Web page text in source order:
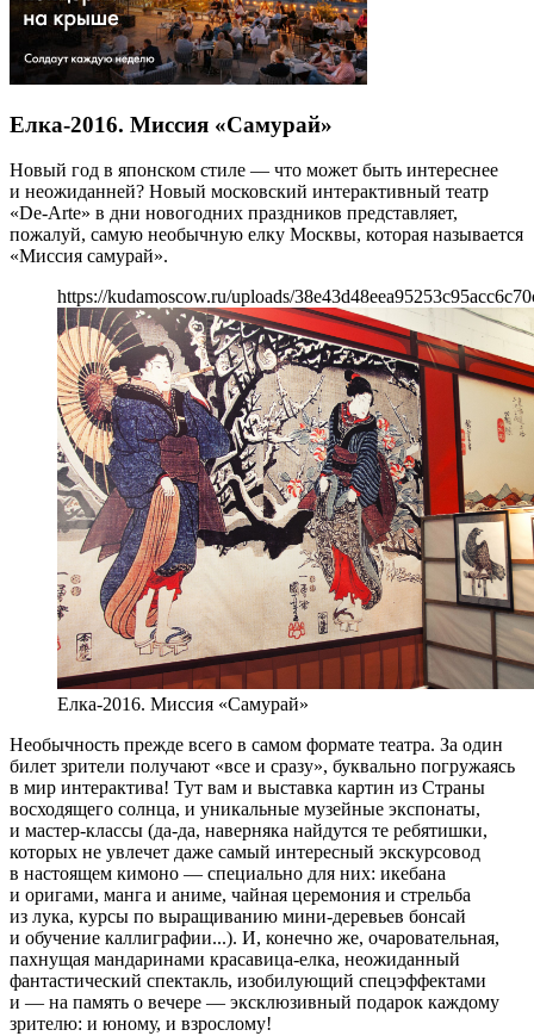
Елка-2016. Миссия «Самурай»
Новый год в японском стиле — что может быть интереснее
и неожиданней? Новый московский интерактивный театр
«De-Arte» в дни новогодних праздников представляет,
пожалуй, самую необычную елку Москвы, которая называется
«Миссия самурай».
https://kudamoscow.ru/uploads/
Елка-2016. Миссия «Самурай»
Необычность прежде всего в самом формате театра. За один
билет зрители получают «все и сразу», буквально погружаясь
в мир интерактива! Тут вам и выставка картин из Страны
восходящего солнца, и уникальные музейные экспонаты,
и мастер-классы (да-да, наверняка найдутся те ребятишки,
которых не увлечет даже самый интересный экскурсовод
в настоящем кимоно — специально для них: икебана
и оригами, манга и аниме, чайная церемония и стрельба
из лука, курсы по выращиванию мини-деревьев бонсай
и обучение каллиграфии...). И, конечно же, очаровательная,
пахнущая мандаринами красавица-елка, неожиданный
фантастический спектакль, изобилующий спецэффектами
и — на память о вечере — эксклюзивный подарок каждому
зрителю: и юному, и взрослому!